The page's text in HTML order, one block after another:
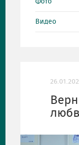
Фото
Видео